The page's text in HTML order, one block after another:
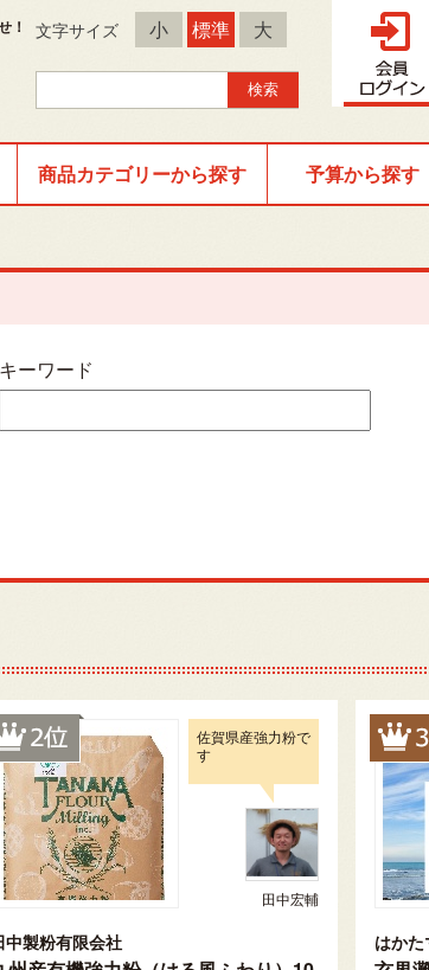
！ 文字サイズ 小 標準 大
商品カテゴリーから探す 予算から探す
キーワード
佐賀県産強力粉で
す
田中宏輔
中製粉有限会社 はか